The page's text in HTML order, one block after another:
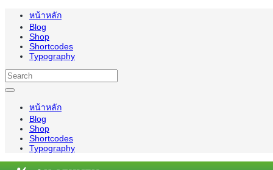
หน้าหลัก
Blog
Shop
Shortcodes
Typography
หน้าหลัก
Blog
Shop
Shortcodes
Typography